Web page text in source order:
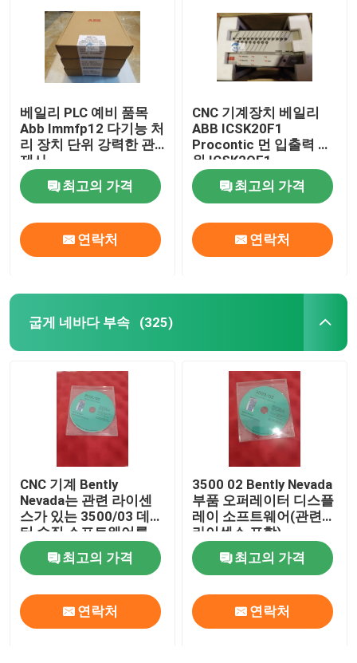
베일리 PLC 예비 품목
Abb Immfp12 다기능 처
리 장치 단위 강력한 관
제사
최고의 가격
연락처
CNC 기계장치 베일리
ABB ICSK20F1
Procontic 먼 입출력 단
위 ICSK2OF1
최고의 가격
연락처
굽게 네바다 부속 (325)
CNC 기계 Bently
Nevada는 관련 라이센
스가 있는 3500/03 데이
터 수집 소프트웨어를
분해합니다.
최고의 가격
연락처
3500 02 Bently Nevada
부품 오퍼레이터 디스플
레이 소프트웨어(관련
라이센스 포함)
최고의 가격
연락처